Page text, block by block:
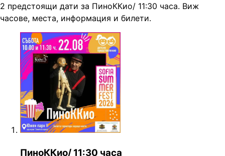
2 предстоящи дати за ПиноККио/ 11:30 часа. Виж
часове, места, информация и билети.
ПиноККио/ 11:30 часа